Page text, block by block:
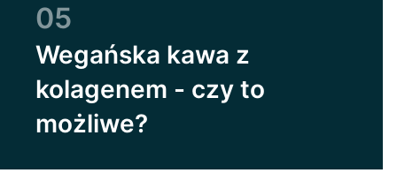
05
Wegańska kawa z
kolagenem - czy to
możliwe?